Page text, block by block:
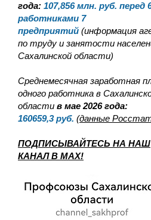
года: 107,856 млн. руб. перед
работниками 7
предприятий (информация
по труду и занятости
Сахалинской области)
Среднемесячная заработная
одного работника в
области в мае 2026 года:
160659,3 руб. (данные
ПОДПИСЫВАЙТЕСЬ НА НАШ
КАНАЛ В MAX!